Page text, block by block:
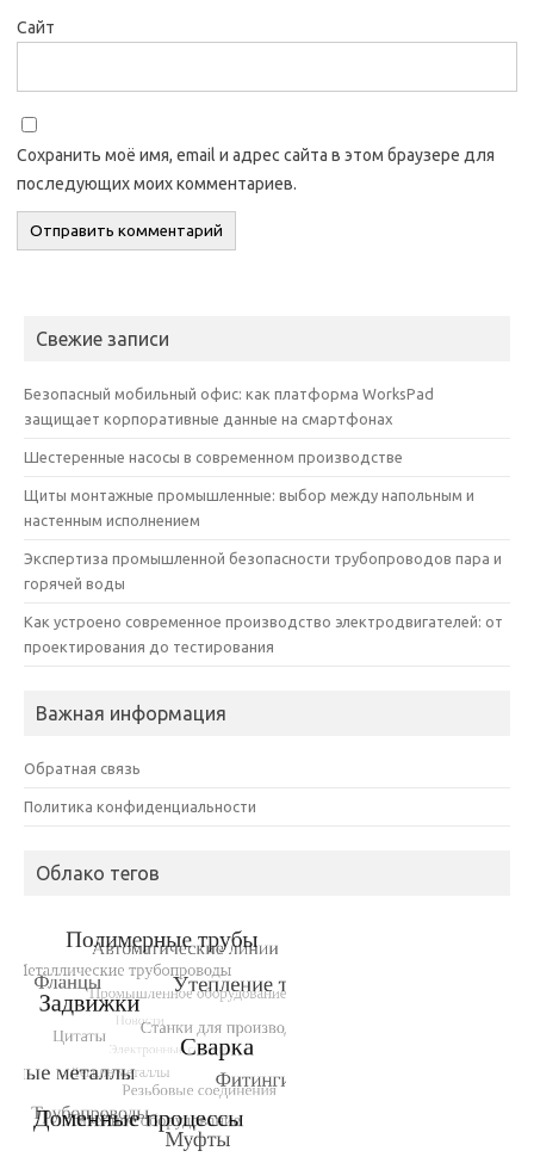
Сайт
Сохранить моё имя, email и адрес сайта в этом браузере для
последующих моих комментариев.
Свежие записи
Безопасный мобильный офис: как платформа WorksPad
защищает корпоративные данные на смартфонах
Шестеренные насосы в современном производстве
Щиты монтажные промышленные: выбор между напольным и
настенным исполнением
Экспертиза промышленной безопасности трубопроводов пара и
горячей воды
Как устроено современное производство электродвигателей: от
проектирования до тестирования
Важная информация
Обратная связь
Политика конфиденциальности
Облако тегов